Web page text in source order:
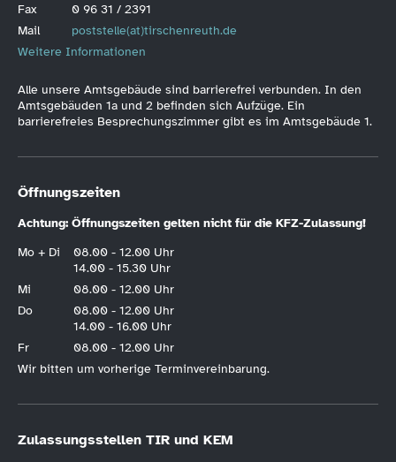
Fax
0 96 31 / 2391
Mail
poststelle(at)tirschenreuth.de
Weitere Informationen
Alle unsere Amtsgebäude sind barrierefrei verbunden. In den
Amtsgebäuden 1a und 2 befinden sich Aufzüge. Ein
barrierefreies Besprechungszimmer gibt es im Amtsgebäude 1.
Öffnungszeiten
Achtung: Öffnungszeiten gelten nicht für die KFZ-Zulassung!
Mo + Di
08.00 - 12.00 Uhr
14.00 - 15.30 Uhr
Mi
08.00 - 12.00 Uhr
Do
08.00 - 12.00 Uhr
14.00 - 16.00 Uhr
Fr
08.00 - 12.00 Uhr
Wir bitten um vorherige Terminvereinbarung.
Zulassungsstellen TIR und KEM